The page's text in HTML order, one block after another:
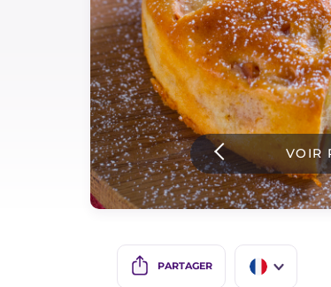
Dernieres recettes
IT Website
Instagram
YouTube
VOIR
PARTAGER